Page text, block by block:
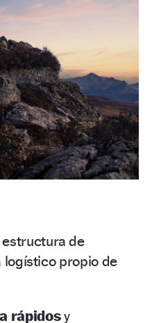
de
logístico propio de
rápidosy